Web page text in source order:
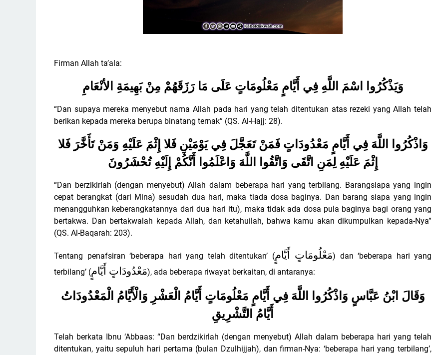
Firman Allah ta’ala:
وَيَذْكُرُوا اسْمَ اللَّهِ فِي أَيَّامٍ مَعْلُومَاتٍ عَلَى مَا رَزَقَهُمْ مِنْ بَهِيمَةِ الأنْعَامِ
“Dan supaya mereka menyebut nama Allah pada hari yang telah ditentukan atas rezeki yang Allah telah
berikan kepada mereka berupa binatang ternak” (QS. Al-Hajj: 28).
وَاذْكُرُوا اللَّهَ فِي أَيَّامٍ مَعْدُودَاتٍ فَمَنْ تَعَجَّلَ فِي يَوْمَيْنِ فَلا إِثْمَ عَلَيْهِ وَمَنْ تَأَخَّرَ فَلا
إِثْمَ عَلَيْهِ لِمَنِ اتَّقَى وَاتَّقُوا اللَّهَ وَاعْلَمُوا أَنَّكُمْ إِلَيْهِ تُحْشَرُونَ
“Dan berzikirlah (dengan menyebut) Allah dalam beberapa hari yang terbilang. Barangsiapa yang ingin
cepat berangkat (dari Mina) sesudah dua hari, maka tiada dosa baginya. Dan barang siapa yang ingin
menangguhkan keberangkatannya dari dua hari itu), maka tidak ada dosa pula baginya bagi orang yang
bertakwa. Dan bertakwalah kepada Allah, dan ketahuilah, bahwa kamu akan dikumpulkan kepada-Nya”
(QS. Al-Baqarah: 203).
Tentang penafsiran ‘beberapa hari yang telah ditentukan’ (أَيَّامٍ مَعْلُومَاتٍ) dan ‘beberapa hari yang
terbilang’ (أَيَّامٍ مَعْدُودَاتٍ), ada beberapa riwayat berkaitan, di antaranya:
وَقَالَ ابْنُ عَبَّاسٍ وَاذْكُرُوا اللَّهَ فِي أَيَّامٍ مَعْلُومَاتٍ أَيَّامُ الْعَشْرِ وَالْأَيَّامُ الْمَعْدُودَاتُ
أَيَّامُ التَّشْرِيقِ
Telah berkata Ibnu ‘Abbaas: “Dan berdzikirlah (dengan menyebut) Allah dalam beberapa hari yang telah
ditentukan, yaitu sepuluh hari pertama (bulan Dzulhijjah), dan firman-Nya: ‘beberapa hari yang terbilang’,